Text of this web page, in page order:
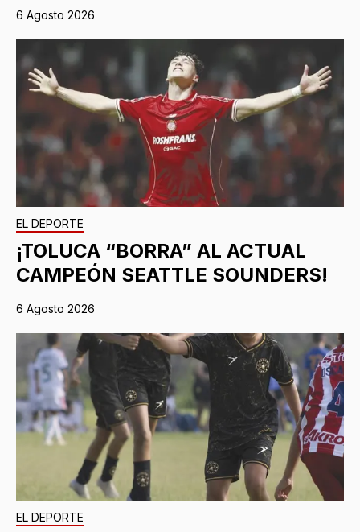
6 Agosto 2026
EL DEPORTE
¡TOLUCA “BORRA” AL ACTUAL
CAMPEÓN SEATTLE SOUNDERS!
6 Agosto 2026
EL DEPORTE